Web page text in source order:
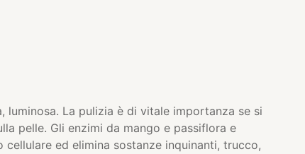
luminosa. La pulizia è di vitale importanza se si
pelle. Gli enzimi da mango e passiflora e
ed elimina sostanze inquinanti, trucco,